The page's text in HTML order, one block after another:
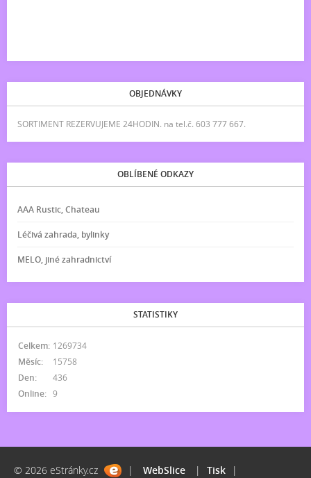
OBJEDNÁVKY
SORTIMENT REZERVUJEME 24HODIN. na tel.č. 603 777 667.
OBLÍBENÉ ODKAZY
AAA Rustic, Chateau
Léčivá zahrada, bylinky
MELO, jiné zahradnictví
STATISTIKY
Online: 9
Celkem: 1269734
Měsíc:
15758
Den:
436
© 2026 eStránky.cz | WebSlice | Tisk |